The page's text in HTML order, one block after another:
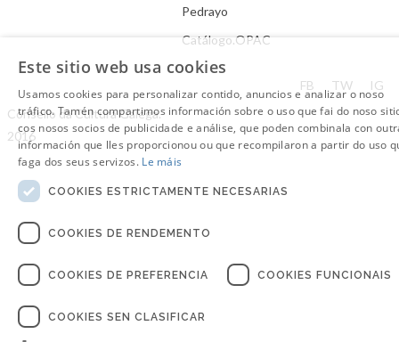
Pedrayo
Catálogo.OPAC
Consello da Cultura Galega.
2016
FB TW IG
Este sitio web usa cookies
Usamos cookies para personalizar contido, anuncios e analizar o noso
tráfico. Tamén compartimos información sobre o uso que fai do noso
cos nosos socios de publicidade e análise, que poden combinala con
información que lles proporcionou ou que recompilaron a partir do uso
faga dos seus servizos. Le máis
COOKIES ESTRICTAMENTE NECESARIAS
COOKIES DE RENDEMENTO
COOKIES DE PREFERENCIA COOKIES FUNCIONAIS
COOKIES SEN CLASIFICAR